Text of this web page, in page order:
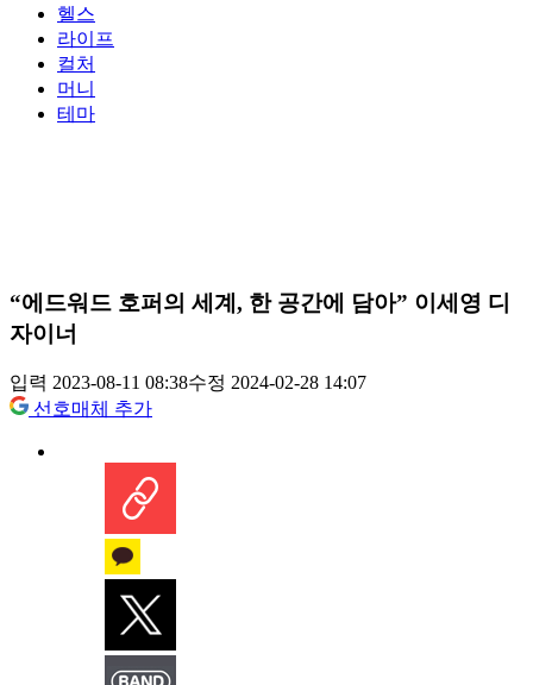
헬스
라이프
컬처
머니
테마
“에드워드 호퍼의 세계, 한 공간에 담아” 이세영 디
자이너
입력 2023-08-11 08:38수정 2024-02-28 14:07
선호매체 추가